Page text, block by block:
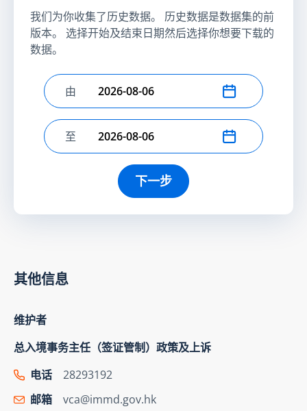
我们为你收集了历史数据。 历史数据是数据集的前
版本。 选择开始及结束日期然后选择你想要下载的
数据。
选择开始日期
由
选择结束日期
至
下一步
其他信息
维护者
总入境事务主任（签证管制）政策及上诉
电话
28293192
邮箱
vca@immd.gov.hk